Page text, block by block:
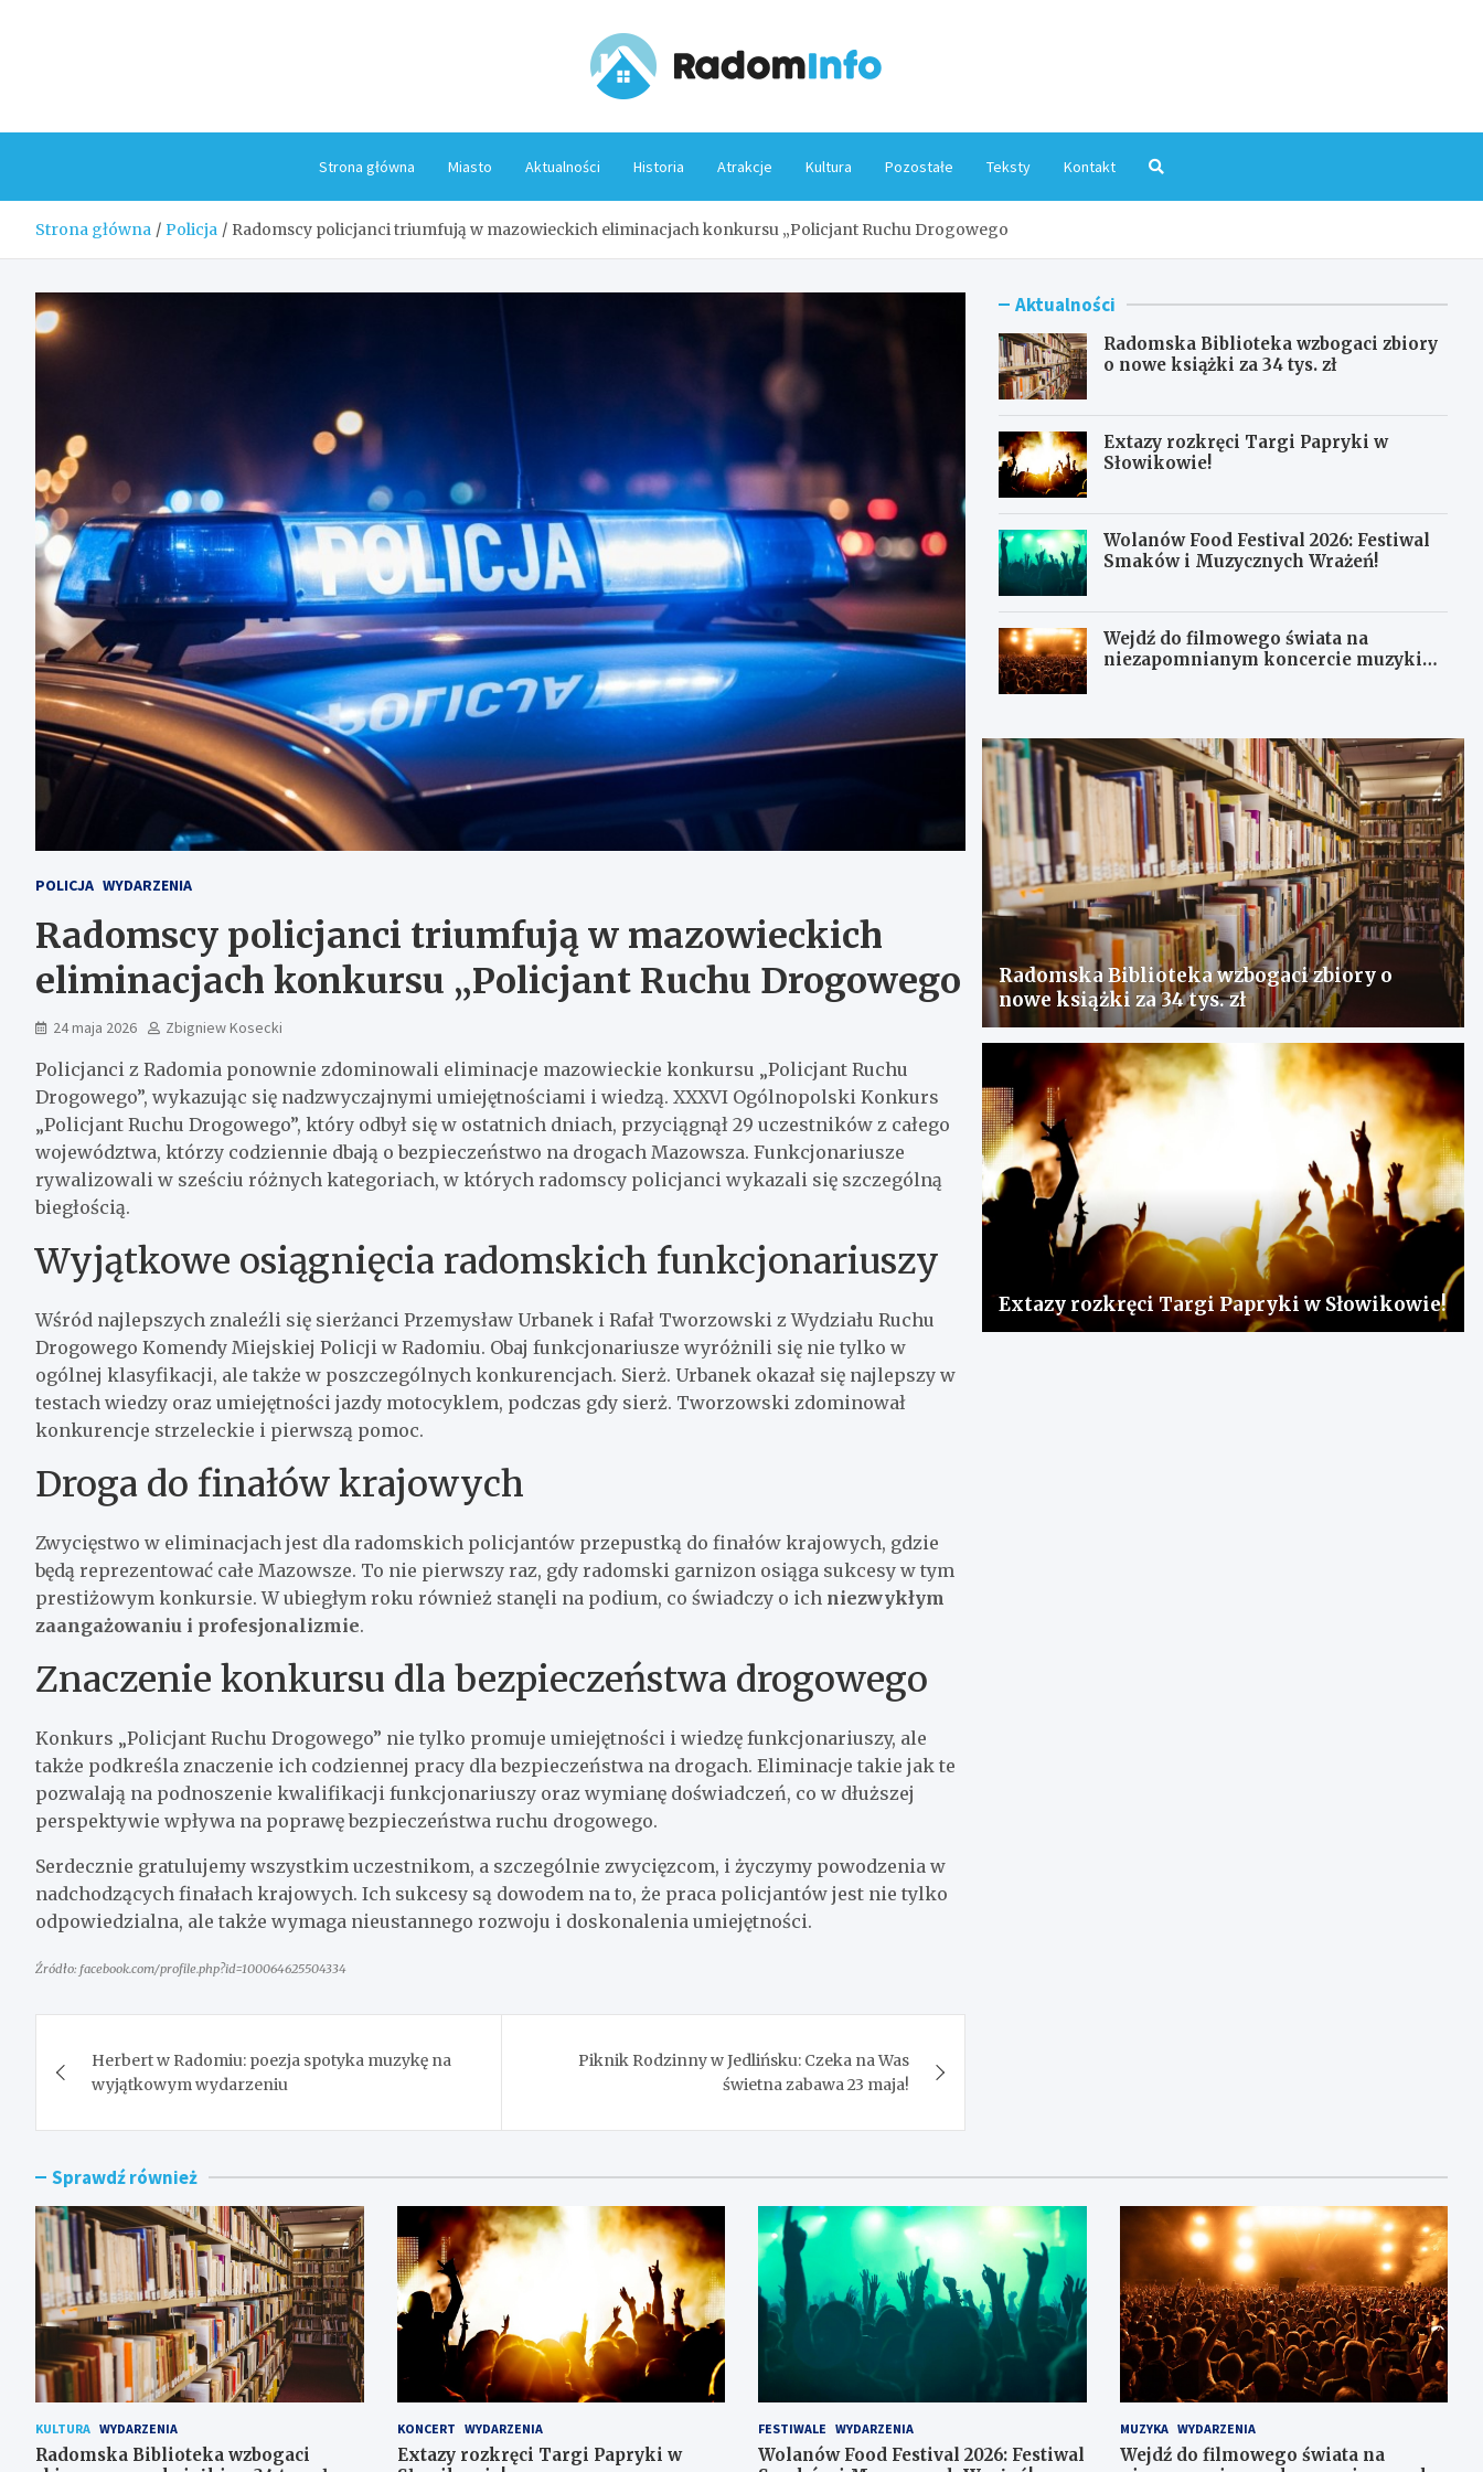
Strona główna Miasto Aktualności Historia Atrakcje Kultura Pozostałe Teksty Kontakt
Strona główna Policja Radomscy policjanci triumfują w mazowieckich eliminacjach konkursu „Policjant Ruchu Drogowego
POLICJA WYDARZENIA
Radomscy policjanci triumfują w mazowieckich
eliminacjach konkursu „Policjant Ruchu Drogowego
24 maja 2026 Zbigniew Kosecki
Policjanci z Radomia ponownie zdominowali eliminacje mazowieckie konkursu „Policjant Ruchu
Drogowego”, wykazując się nadzwyczajnymi umiejętnościami i wiedzą. XXXVI Ogólnopolski Konkurs
„Policjant Ruchu Drogowego”, który odbył się w ostatnich dniach, przyciągnął 29 uczestników z całego
województwa, którzy codziennie dbają o bezpieczeństwo na drogach Mazowsza. Funkcjonariusze
rywalizowali w sześciu różnych kategoriach, w których radomscy policjanci wykazali się szczególną
biegłością.
Wyjątkowe osiągnięcia radomskich funkcjonariuszy
Wśród najlepszych znaleźli się sierżanci Przemysław Urbanek i Rafał Tworzowski z Wydziału Ruchu
Drogowego Komendy Miejskiej Policji w Radomiu. Obaj funkcjonariusze wyróżnili się nie tylko w
ogólnej klasyfikacji, ale także w poszczególnych konkurencjach. Sierż. Urbanek okazał się najlepszy w
testach wiedzy oraz umiejętności jazdy motocyklem, podczas gdy sierż. Tworzowski zdominował
konkurencje strzeleckie i pierwszą pomoc.
Droga do finałów krajowych
Zwycięstwo w eliminacjach jest dla radomskich policjantów przepustką do finałów krajowych, gdzie
będą reprezentować całe Mazowsze. To nie pierwszy raz, gdy radomski garnizon osiąga sukcesy w tym
prestiżowym konkursie. W ubiegłym roku również stanęli na podium, co świadczy o ich niezwykłym
zaangażowaniu i profesjonalizmie.
Znaczenie konkursu dla bezpieczeństwa drogowego
Konkurs „Policjant Ruchu Drogowego” nie tylko promuje umiejętności i wiedzę funkcjonariuszy, ale
także podkreśla znaczenie ich codziennej pracy dla bezpieczeństwa na drogach. Eliminacje takie jak te
pozwalają na podnoszenie kwalifikacji funkcjonariuszy oraz wymianę doświadczeń, co w dłuższej
perspektywie wpływa na poprawę bezpieczeństwa ruchu drogowego.
Serdecznie gratulujemy wszystkim uczestnikom, a szczególnie zwycięzcom, i życzymy powodzenia w
nadchodzących finałach krajowych. Ich sukcesy są dowodem na to, że praca policjantów jest nie tylko
odpowiedzialna, ale także wymaga nieustannego rozwoju i doskonalenia umiejętności.
Źródło: facebook.com/profile.php?id=100064625504334
wpisu
Herbert w Radomiu: poezja spotyka muzykę na
wyjątkowym wydarzeniu
Piknik Rodzinny w Jedlińsku: Czeka na Was
świetna zabawa 23 maja!
Aktualności
Radomska Biblioteka wzbogaci zbiory
o nowe książki za 34 tys. zł
Extazy rozkręci Targi Papryki w
Słowikowie!
Wolanów Food Festival 2026: Festiwal
Smaków i Muzycznych Wrażeń!
Wejdź do filmowego świata na
niezapomnianym koncercie muzyki
Radomska Biblioteka wzbogaci zbiory o
nowe książki za 34 tys. zł
Extazy rozkręci Targi Papryki w Słowikowie!
Sprawdź również
KULTURA WYDARZENIA
Radomska Biblioteka wzbogaci
KONCERT WYDARZENIA
Extazy rozkręci Targi Papryki w
FESTIWALE WYDARZENIA
Wolanów Food Festival 2026: Festiwal
MUZYKA WYDARZENIA
Wejdź do filmowego świata na